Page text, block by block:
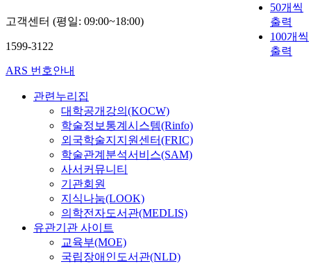
50개씩
출력
100개씩
출력
고객센터 (평일: 09:00~18:00)
1599-3122
ARS 번호안내
관련누리집
대학공개강의(KOCW)
학술정보통계시스템(Rinfo)
외국학술지지원센터(FRIC)
학술관계분석서비스(SAM)
사서커뮤니티
기관회원
지식나눔(LOOK)
의학전자도서관(MEDLIS)
유관기관 사이트
교육부(MOE)
국립장애인도서관(NLD)